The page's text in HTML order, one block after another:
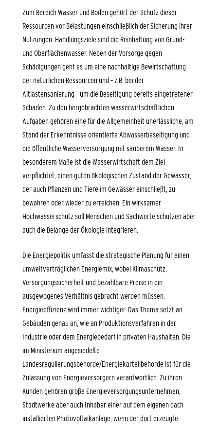
Zum BereichWasser und Bodengehört der Schutz dieser
Ressourcen vor Belastungen einschließlich der Sicherung ihrer
Nutzungen. Handlungsziele sind die Reinhaltung von Grund-
und Oberflächenwasser. Neben der Vorsorge gegen
Schädigungen geht es um eine nachhaltige Bewirtschaftung
der natürlichen Ressourcen und – z.B. bei der
Altlastensanierung – um die Beseitigung bereits eingetretener
Schäden. Zu den hergebrachten wasserwirtschaftlichen
Aufgaben gehören eine für die Allgemeinheit unerlässliche, am
Stand der Erkenntnisse orientierte Abwasserbeseitigung und
die öffentliche Wasserversorgung mit sauberem Wasser. In
besonderem Maße ist die Wasserwirtschaft dem Ziel
verpflichtet, einen guten ökologischen Zustand der Gewässer,
der auch Pflanzen und Tiere im Gewässer einschließt, zu
bewahren oder wieder zu erreichen. Ein wirksamer
Hochwasserschutz soll Menschen und Sachwerte schützen aber
auch die Belange der Ökologie integrieren.
Die Energiepolitik umfasst die strategische Planung für einen
umweltverträglichen Energiemix, wobei Klimaschutz,
Versorgungssicherheit und bezahlbare Preise in ein
ausgewogenes Verhältnis gebracht werden müssen.
Energieeffizienzwird immer wichtiger. Das Thema setzt an
Gebäuden genau an, wie an Produktionsverfahren in der
Industrie oder dem Energiebedarf in privaten Haushalten. Die
im Ministerium angesiedelte
Landesregulierungsbehörde/Energiekartellbehörde ist für die
Zulassung von Energieversorgern verantwortlich. Zu ihren
Kunden gehören große Energieversorgungsunternehmen,
Stadtwerke aber auch Inhaber einer auf dem eigenen dach
installierten Photovoltaikanlage, wenn der dort erzeugte